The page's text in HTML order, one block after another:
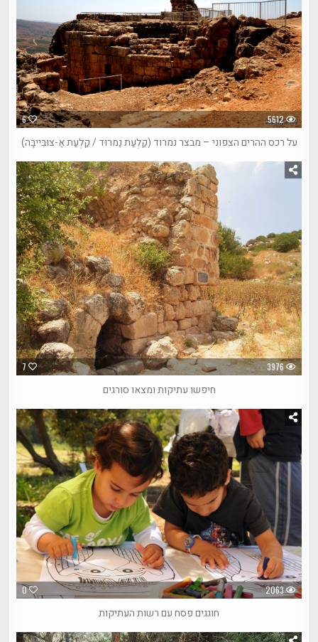
6 5612
על רכס ההרים הצפוני – מבצר נמרוד (קַלְעַת נַמרוּד / קַלְעַת אֶ-צוּבֵּייבָּה)
7 3976
חיפשו עתיקות ומצאו סורגים
0 2063
חוגגים פסח עם רשות העתיקות